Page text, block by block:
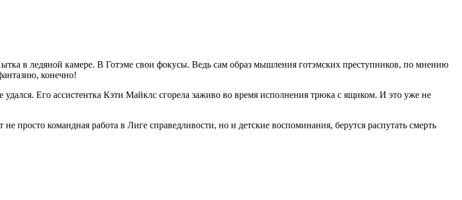
в ледяной камере. В Готэме свои фокусы. Ведь сам образ мышления готэмских преступников, по мнению
конечно!
Его ассистентка Кэти Майклс сгорела заживо во время исполнения трюка с ящиком. И это уже не
просто командная работа в Лиге справедливости, но и детские воспоминания, берутся распутать смерть